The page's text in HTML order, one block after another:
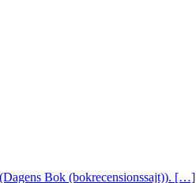
Bok (bokrecensionssajt)). […]